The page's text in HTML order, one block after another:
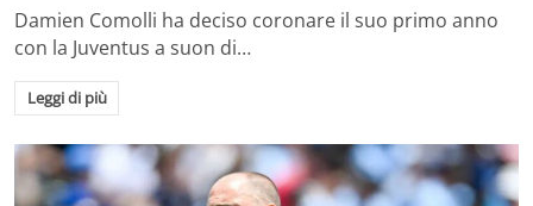
Damien Comolli ha deciso coronare il suo primo anno
con la Juventus a suon di…
Leggi di più